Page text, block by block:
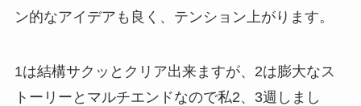
ン的なアイデアも良く、テンション上がります。
1は結構サクッとクリア出来ますが、2は膨大なス
トーリーとマルチエンドなので私2、3週しまし